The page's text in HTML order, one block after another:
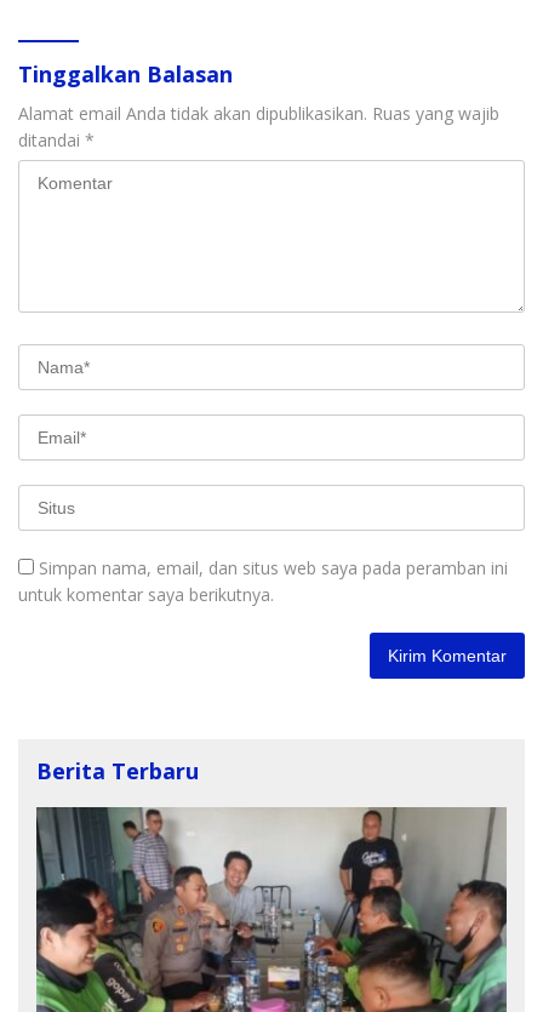
Tinggalkan Balasan
Alamat email Anda tidak akan dipublikasikan. Ruas yang wajib
ditandai *
Simpan nama, email, dan situs web saya pada peramban ini
untuk komentar saya berikutnya.
Berita Terbaru